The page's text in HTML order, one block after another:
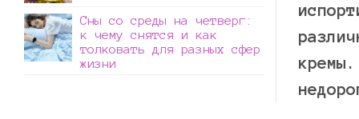
Сны со среды на четверг:
к чему снятся и как
толковать для разных сфер
жизни